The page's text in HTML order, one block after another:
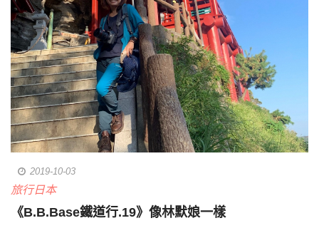
2019-10-03
旅行日本
《B.B.Base鐵道行.19》像林默娘一樣